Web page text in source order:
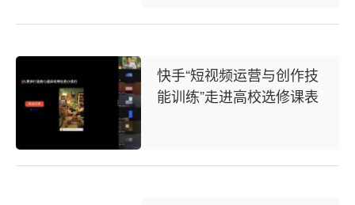
快手“短视频运营与创作技
能训练”走进高校选修课表